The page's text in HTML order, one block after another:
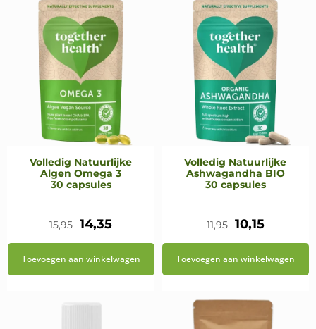
Volledig Natuurlijke
Algen Omega 3
30 capsules
15,95 Oorspronkelijke
prijs
14,35Huidige
prijs
Toevoegen aan winkelwagen
Volledig Natuurlijke
Ashwagandha BIO
30 capsules
11,95
prijs
10,15Huidige
prijs
Toevoegen aan winkelwagen